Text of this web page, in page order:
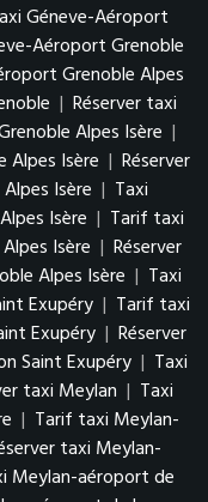
Géneve-Aéroport
Aéroport Grenoble
Grenoble Alpes
| Réserver taxi
Alpes Isère |
Isère | Réserver
Isère | Taxi
Isère | Tarif taxi
Isère | Réserver
Alpes Isère | Taxi
Exupéry | Tarif taxi
Exupéry | Réserver
Saint Exupéry | Taxi
taxi Meylan | Taxi
| Tarif taxi Meylan-
taxi Meylan-
Meylan-aéroport de